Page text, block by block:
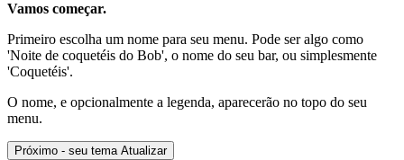
Vamos começar.
Primeiro escolha um nome para seu menu. Pode ser algo como
'Noite de coquetéis do Bob', o nome do seu bar, ou simplesmente
'Coquetéis'.
O nome, e opcionalmente a legenda, aparecerão no topo do seu
menu.
Próximo - seu tema Atualizar